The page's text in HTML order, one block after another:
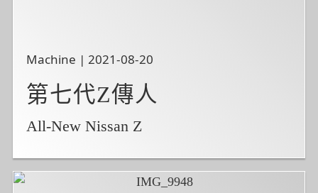
Machine | 2021-08-20
第七代Z傳人
All-New Nissan Z